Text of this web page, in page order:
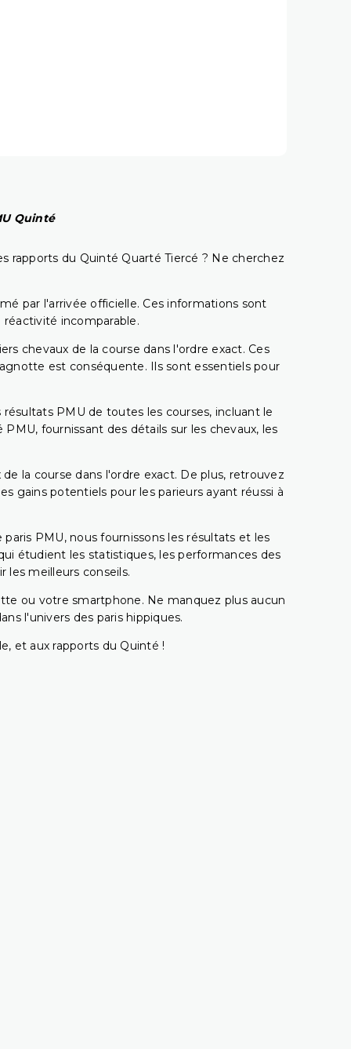
Quinté
rapports du Quinté Quarté Tiercé ? Ne cherchez
par l'arrivée officielle. Ces informations sont
incomparable.
chevaux de la course dans l'ordre exact. Ces
est conséquente. Ils sont essentiels pour
PMU de toutes les courses, incluant le
fournissant des détails sur les chevaux, les
la course dans l'ordre exact. De plus, retrouvez
gains potentiels pour les parieurs ayant réussi à
PMU, nous fournissons les résultats et les
étudient les statistiques, les performances des
les meilleurs conseils.
ou votre smartphone. Ne manquez plus aucun
l'univers des paris hippiques.
et aux rapports du Quinté !